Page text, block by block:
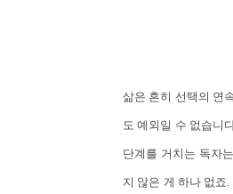
삶은 흔히 선택의 연
도 예외일 수 없습니
단계를 거치는 독자
지 않은 게 하나 없죠.